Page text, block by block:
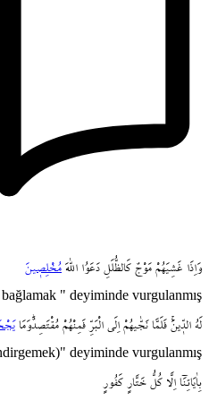
وَاِذَا غَشِيَهُمْ مَوْجٌ كَالظُّلَلِ دَعَوُا اللّٰهَ مُخْلِص۪ينَ
" deyiminde vurgulanmış
لَهُ الدّ۪ينَۚ فَلَمَّا نَجّٰيهُمْ اِلَى الْبَرِّ فَمِنْهُمْ مُقْتَصِدٌۜوَمَا
deyiminde vurgulanmış
بِاٰيَاتِنَٓا اِلَّا كُلُّ خَتَّارٍ كَفُورٍ